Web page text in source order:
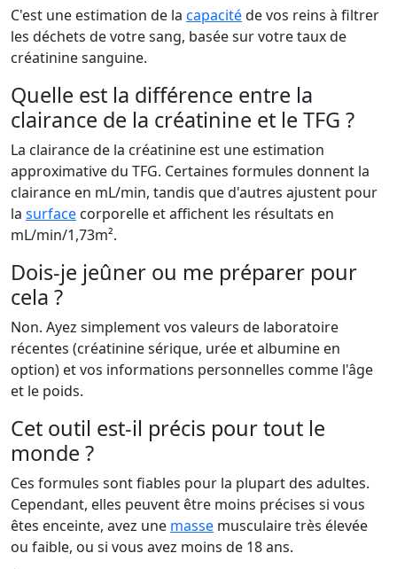
C'est une estimation de la capacitéde vos reins à filtrer
les déchets de votre sang, basée sur votre taux de
créatinine sanguine.
Quelle est la différence entre la
clairance de la créatinine et le TFG ?
La clairance de la créatinine est une estimation
approximative du TFG. Certaines formules donnent la
clairance en mL/min, tandis que d'autres ajustent pour
la surface corporelle et affichent les résultats en
mL/min/1,73m².
Dois-je jeûner ou me préparer pour
cela ?
Non. Ayez simplement vos valeurs de laboratoire
récentes (créatinine sérique, urée et albumine en
option) et vos informations personnelles comme l'âge
et le poids.
Cet outil est-il précis pour tout le
monde ?
Ces formules sont fiables pour la plupart des adultes.
Cependant, elles peuvent être moins précises si vous
êtes enceinte, avez une masse musculaire très élevée
ou faible, ou si vous avez moins de 18 ans.